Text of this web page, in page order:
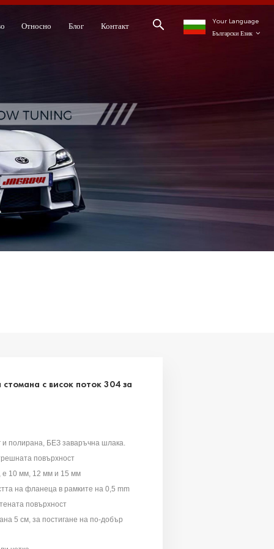
Your Language
Български Език
Относно Блог Контакт
с висок поток 304 за
полирана, БЕЗ заваръчна шлака.
повърхност
е 10 мм, 12 мм и 15 мм
на фланеца в рамките на 0,5 mm
повърхност
5 см, за постигане на по-добър